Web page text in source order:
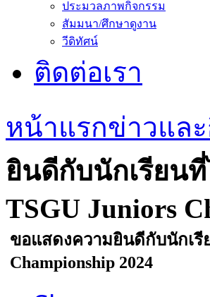
ประมวลภาพกิจกรรม
สัมมนา/ศึกษาดูงาน
วีดิทัศน์
ติดต่อเรา
หน้าแรกข่าวแล
ยินดีกับนักเรียน
TSGU Juniors
ขอแสดงความยินดีกับนักเรี
Championship 2024